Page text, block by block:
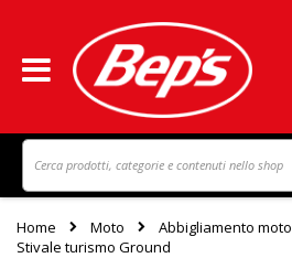
Home Moto Abbigliamento moto
Stivale turismo Ground